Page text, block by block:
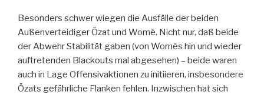
Besonders schwer wiegen die Ausfälle der beiden
Außenverteidiger Özat und Womé. Nicht nur, daß beide
der Abwehr Stabilität gaben (von Womés hin und wieder
auftretenden Blackouts mal abgesehen) – beide waren
auch in Lage Offensivaktionen zu initiieren, insbesondere
Özats gefährliche Flanken fehlen. Inzwischen hat sich